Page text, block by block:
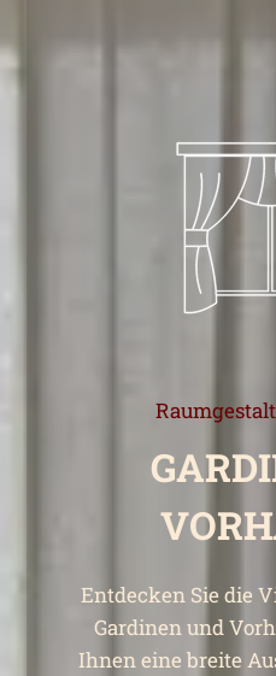
Entdecken Sie die
Gardinen und
Ihnen eine breite